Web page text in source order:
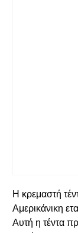
Η κρεμαστή
Αμερικάνικη
Αυτή η τέντα